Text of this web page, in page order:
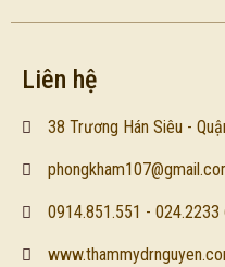
Liên hệ
38 Trương Hán Siêu -
0914.851.551 - 024.2233